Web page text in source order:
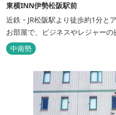
東横INN伊勢松阪駅前
近鉄・JR松阪駅より徒歩約1分と
お部屋で、ビジネスやレジャーの
中南勢